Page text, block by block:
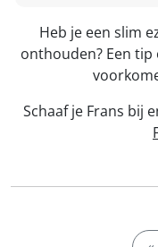
Heb je een slim
onthouden? Een
Schaaf je Frans bij